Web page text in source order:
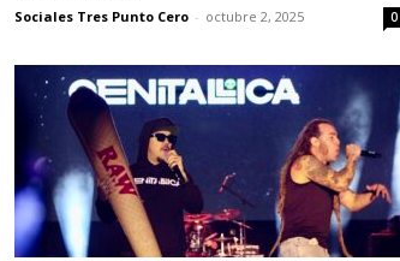
Sociales Tres Punto Cero - octubre 2, 2025 0